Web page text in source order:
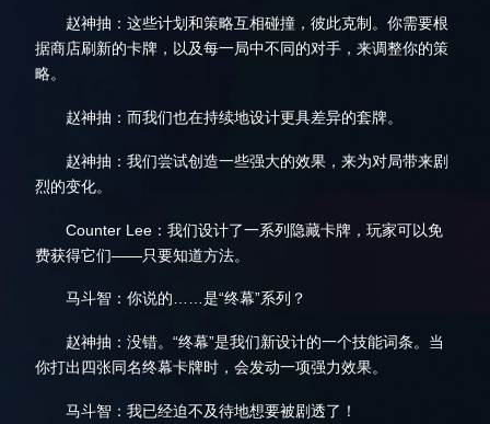
赵神抽：这些计划和策略互相碰撞，彼此克制。你需要根
据商店刷新的卡牌，以及每一局中不同的对手，来调整你的策
略。
赵神抽：而我们也在持续地设计更具差异的套牌。
赵神抽：我们尝试创造一些强大的效果，来为对局带来剧
烈的变化。
Counter Lee：我们设计了一系列隐藏卡牌，玩家可以免
费获得它们——只要知道方法。
马斗智：你说的……是“终幕”系列？
赵神抽：没错。“终幕”是我们新设计的一个技能词条。当
你打出四张同名终幕卡牌时，会发动一项强力效果。
马斗智：我已经迫不及待地想要被剧透了！